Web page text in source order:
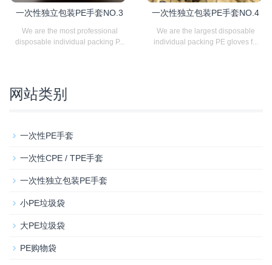
一次性独立包装PE手套NO.3
We are the most professional
disposable individual packing P...
一次性独立包装PE手套NO.4
We are the largest disposable
individual packing PE gloves f...
网站类别
一次性PE手套
一次性CPE / TPE手套
一次性独立包装PE手套
小PE垃圾袋
大PE垃圾袋
PE购物袋